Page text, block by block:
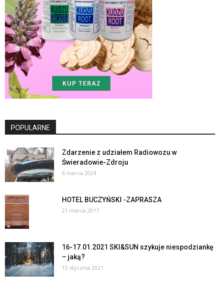
POPULARNE
Zdarzenie z udziałem Radiowozu w
Świeradowie-Zdroju
6 marca 2024
HOTEL BUCZYŃSKI -ZAPRASZA
21 marca 2017
16-17.01.2021 SKI&SUN szykuje niespodziankę
– jaką?
13 stycznia 2021